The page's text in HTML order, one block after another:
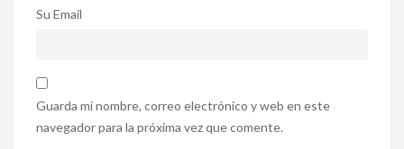
Su Email
Guarda mi nombre, correo electrónico y web en este
navegador para la próxima vez que comente.